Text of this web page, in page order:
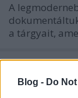
Blog - Do
A
a tárgyait,
Két írás a
Hivatal